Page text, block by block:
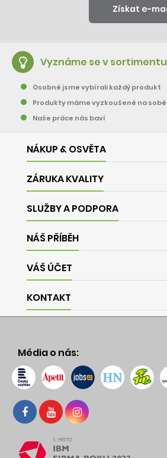
Vyznáme se v sortimentu
Osobně jsme vybírali každý produkt
Produkty máme vyzkoušené na sobě
Naše práce nás baví
NÁKUP & OSVĚTA
ZÁRUKA KVALITY
SLUŽBY A PODPORA
NÁŠ PŘÍBĚH
VÁŠ ÚČET
KONTAKT
Média o nás: